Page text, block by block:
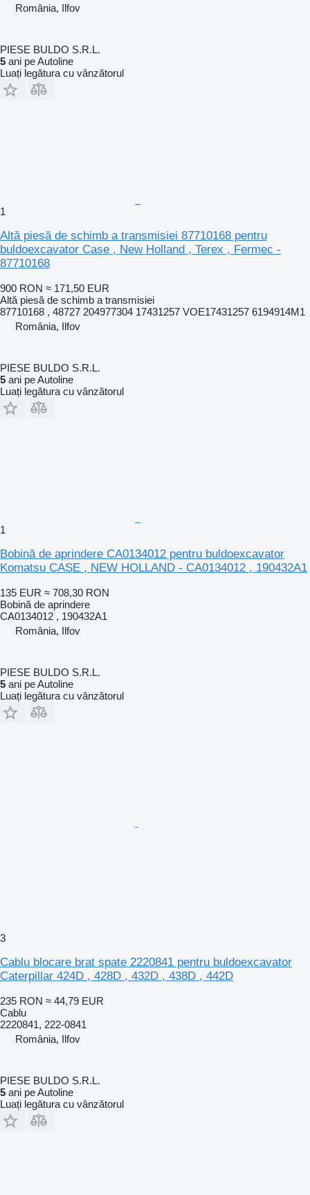
România, Ilfov
PIESE BULDO S.R.L.
5 ani pe Autoline
Luați legătura cu vânzătorul
1
Altă piesă de schimb a transmisiei 87710168 pentru
buldoexcavator Case , New Holland , Terex , Fermec -
87710168
900 RON ≈ 171,50 EUR
Altă piesă de schimb a transmisiei
87710168 , 48727 204977304 17431257 VOE17431257 6194914M1
România, Ilfov
PIESE BULDO S.R.L.
5 ani pe Autoline
Luați legătura cu vânzătorul
1
Bobină de aprindere CA0134012 pentru buldoexcavator
Komatsu CASE , NEW HOLLAND - CA0134012 , 190432A1
135 EUR ≈ 708,30 RON
Bobină de aprindere
CA0134012 , 190432A1
România, Ilfov
PIESE BULDO S.R.L.
5 ani pe Autoline
Luați legătura cu vânzătorul
3
Cablu blocare brat spate 2220841 pentru buldoexcavator
Caterpillar 424D , 428D , 432D , 438D , 442D
235 RON ≈ 44,79 EUR
Cablu
2220841, 222-0841
România, Ilfov
PIESE BULDO S.R.L.
5 ani pe Autoline
Luați legătura cu vânzătorul